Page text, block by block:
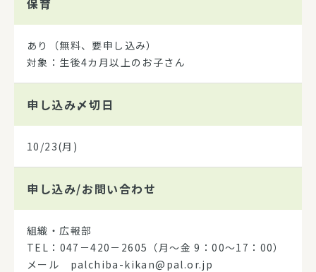
あり（無料、要申し込み）
対象：生後4カ月以上のお子さん
申し込み〆切日
10/23(月)
申し込み/お問い合わせ
組織・広報部
TEL：047－420－2605（月～金 9：00～17：00）
メール palchiba-kikan@pal.or.jp